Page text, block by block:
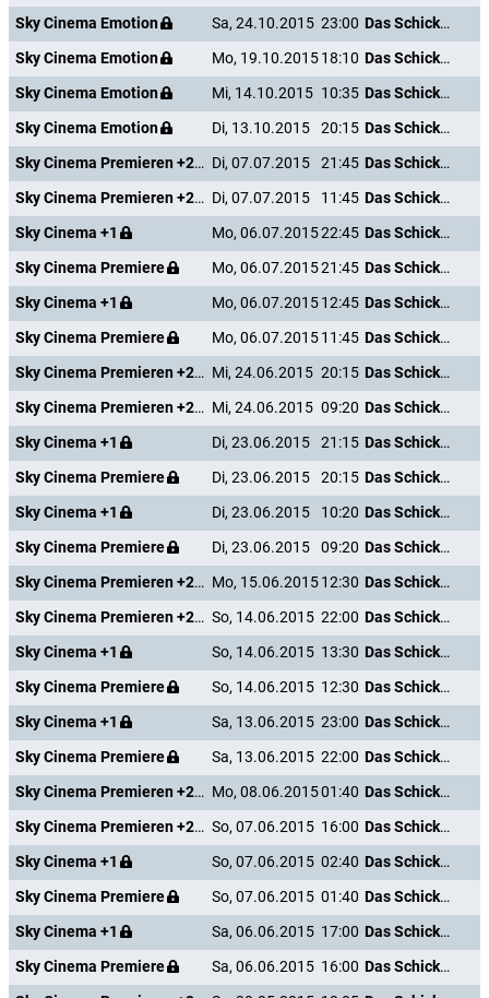
Sky Cinema Emotion Sa, 24.10.2015 23:00
Das Schicksal ist ein mieser Verräter
Sky Cinema Emotion
Mo, 19.10.201518:10
Das Schicksal ist ein mieser Verräter
Sky Cinema Emotion
Mi, 14.10.2015 10:35
Das Schicksal ist ein mieser Verräter
Sky Cinema Emotion
Di, 13.10.2015 20:15
Das Schicksal ist ein mieser Verräter
Sky Cinema Premieren +24 Di, 07.07.2015 21:45
Das Schicksal ist ein mieser Verräter
Sky Cinema Premieren +24 Di, 07.07.2015 11:45
Das Schicksal ist ein mieser Verräter
Sky Cinema +1
Mo, 06.07.201522:45
Das Schicksal ist ein mieser Verräter
Sky Cinema Premiere
Mo, 06.07.201521:45
Das Schicksal ist ein mieser Verräter
Sky Cinema +1
Mo, 06.07.201512:45
Das Schicksal ist ein mieser Verräter
Sky Cinema Premiere
Mo, 06.07.201511:45
Das Schicksal ist ein mieser Verräter
Sky Cinema Premieren +24 Mi, 24.06.2015 20:15
Das Schicksal ist ein mieser Verräter
Sky Cinema Premieren +24 Mi, 24.06.2015 09:20
Das Schicksal ist ein mieser Verräter
Sky Cinema +1
Di, 23.06.2015 21:15
Das Schicksal ist ein mieser Verräter
Sky Cinema Premiere
Di, 23.06.2015 20:15
Das Schicksal ist ein mieser Verräter
Sky Cinema +1
Di, 23.06.2015 10:20
Das Schicksal ist ein mieser Verräter
Sky Cinema Premiere
Di, 23.06.2015 09:20
Das Schicksal ist ein mieser Verräter
Sky Cinema Premieren +24 Mo, 15.06.201512:30
Das Schicksal ist ein mieser Verräter
Sky Cinema Premieren +24 So, 14.06.2015 22:00
Das Schicksal ist ein mieser Verräter
Sky Cinema +1
So, 14.06.2015 13:30
Das Schicksal ist ein mieser Verräter
Sky Cinema Premiere
So, 14.06.2015 12:30
Das Schicksal ist ein mieser Verräter
Sky Cinema +1
Sa, 13.06.2015 23:00
Das Schicksal ist ein mieser Verräter
Sky Cinema Premiere
Sa, 13.06.2015 22:00
Das Schicksal ist ein mieser Verräter
Sky Cinema Premieren +24 Mo, 08.06.201501:40
Das Schicksal ist ein mieser Verräter
Sky Cinema Premieren +24 So, 07.06.2015 16:00
Das Schicksal ist ein mieser Verräter
Sky Cinema +1
So, 07.06.2015 02:40
Das Schicksal ist ein mieser Verräter
Sky Cinema Premiere
So, 07.06.2015 01:40
Das Schicksal ist ein mieser Verräter
Sky Cinema +1
Sa, 06.06.2015 17:00
Das Schicksal ist ein mieser Verräter
Sky Cinema Premiere
Sa, 06.06.2015 16:00
Das Schicksal ist ein mieser Verräter